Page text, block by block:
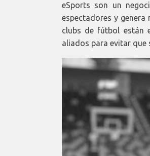
eSports son un
espectadores y genera
clubs de fútbol están
aliados para evitar que